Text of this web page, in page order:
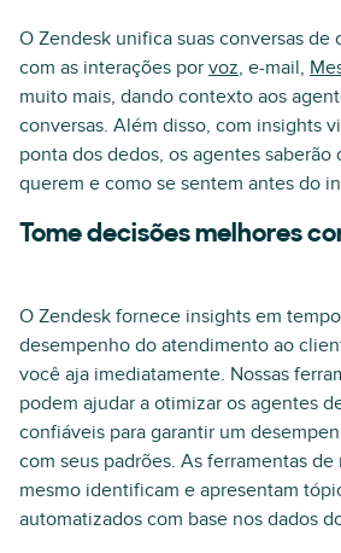
O Zendesk unifica suas conversas de
com as interações por voz, e-mail,
muito mais, dando contexto aos
conversas. Além disso, com insights
ponta dos dedos, os agentes
querem e como se sentem antes do
Tome decisões melhores
O Zendesk fornece insights em
desempenho do atendimento ao
você aja imediatamente. Nossas
podem ajudar a otimizar os agentes
confiáveis para garantir um
com seus padrões. As ferramentas
mesmo identificam e apresentam
automatizados com base nos dados